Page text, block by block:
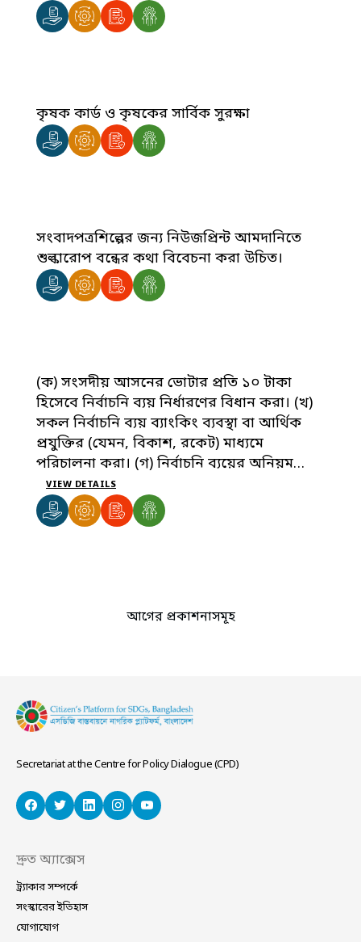
কৃষক কার্ড ও কৃষকের সার্বিক সুরক্ষা
সংবাদপত্রশিল্পের জন্য নিউজপ্রিন্ট আমদানিতে
শুল্কারোপ বন্ধের কথা বিবেচনা করা উচিত।
(ক) সংসদীয় আসনের ভোটার প্রতি ১০ টাকা
হিসেবে নির্বাচনি ব্যয় নির্ধারণের বিধান করা। (খ)
সকল নির্বাচনি ব্যয় ব্যাংকিং ব্যবস্থা বা আর্থিক
প্রযুক্তির (যেমন, বিকাশ, রকেট) মাধ্যমে
পরিচালনা করা। (গ) নির্বাচনি ব্যয়ের অনিয়ম
প্রতিরোধ ও নিয়ন্ত্রণ নিশ্চিতকরণের লক্ষ্যে এক বা
একাধিক নির্বাচনি আসনের জন্য ‘নির্বাচনি ব্যয়
মনিটরিং কমিটি’ গঠন এবং নির্বাচনি ব্যয়
সকল নির্বাচন সংক্রান্ত ব্যয় প্রজাতন্ত্রের সংযুক্ত
VIEW DETAILS
পোস্ট
ন্যাভিগেশন
আগের প্রকাশনাসমূহ
Secretariat at the Centre for Policy Dialogue (CPD)
দ্রুত অ্যাক্সেস
ট্র্যাকার সম্পর্কে
সংস্কারের ইতিহাস
যোগাযোগ